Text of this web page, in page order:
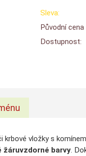
Sleva:
Původní
Dostupnost:
krbové vložky s
žáruvzdorné barvy.